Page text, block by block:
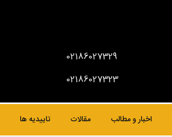
02186027329
02186027323
اخبار و مطالب مقالات تاییدیه ها